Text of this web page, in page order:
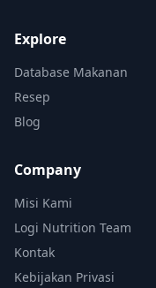
Explore
Database Makanan
Resep
Blog
Company
Misi Kami
Logi Nutrition Team
Kontak
Kebijakan Privasi